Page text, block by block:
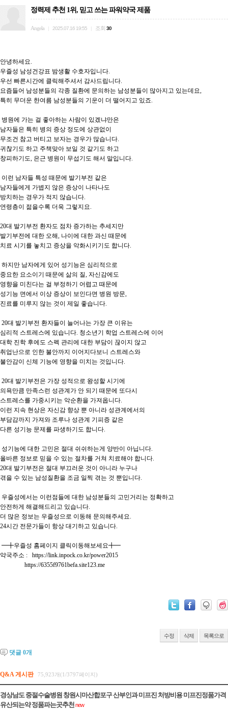
정력제 추천 1위, 믿고 쓰는 파워약국 제품
Angela 2025.07.16 19:55 조회 30
안녕하세요.
우즐성 남성건강표 밤생활 수호자입니다.
우선 빠른시간에 클릭해주셔서 감사드립니다.
요즘들어 남성분들의 각종 질환에 문의하는 남성분들이 많아지고 있는데요,
특히 무더운 한여름 남성분들의 기운이 더 떨어지고 있죠.
남자들은 특히 병의 증상 정도에 상관없이
무조건 참고 버티고 보자는 경우가 많습니다.
귀찮기도 하고 주책맞아 보일 것 같기도 하고
창피하기도, 은근 병원이 무섭기도 해서 말입니다.
남자들에게 가볍지 않은 증상이 나타나도
방치하는 경우가 적지 않습니다.
연령층이 젊을수록 더욱 그렇지요.
20대 발기부전 환자도 점차 증가하는 추세지만
발기부전에 대한 오해, 나이에 대한 과신 때문에
치료 시기를 놓치고 증상을 악화시키기도 합니다.
중요한 요소이기 때문에 삶의 질, 자신감에도
영향을 미친다는 걸 부정하기 어렵고 때문에
성기능 면에서 이상 증상이 보인다면 병원 방문,
진료를 미루지 않는 것이 제일 좋습니다.
심리적 스트레스에 있습니다. 청소년기 학업 스트레스에 이어
대학 진학 후에도 스펙 관리에 대한 부담이 끊이지 않고
취업난으로 인한 불안까지 이어지다보니 스트레스와
불안감이 신체 기능에 영향을 미치는 것입니다.
의욕만큼 만족스런 성관계가 안 되기 때문에 또다시
스트레스를 가중시키는 악순환을 가져옵니다.
이런 지속 현상은 자신감 향상 뿐 아니라 성관계에서의
부담감까지 가져와 조루나 성관계 기피증 같은
다른 성기능 문제를 파생하기도 합니다.
올바른 정보로 믿을 수 있는 절차를 거쳐 치료해야 합니다.
20대 발기부전은 절대 부끄러운 것이 아니라 누구나
겪을 수 있는 남성질환을 조금 일찍 겪는 것 뿐입니다.
안전하게 해결해드리고 있습니다.
더 많은 정보는 우즐성으로 이동해 문의해주세요.
24시간 전문가들이 항상 대기하고 있습니다.
약국주소 :   https://link.inpock.co.kr/power2015
수정 삭제 목록으로
댓글 0개
Q&A 게시판 75,923개(1/3797페이지)
경상남도 중절수술병원 창원시마산합포구 산부인과 미프진 처방비용 미프진정품가격
유산되는약 정품파는곳추천new